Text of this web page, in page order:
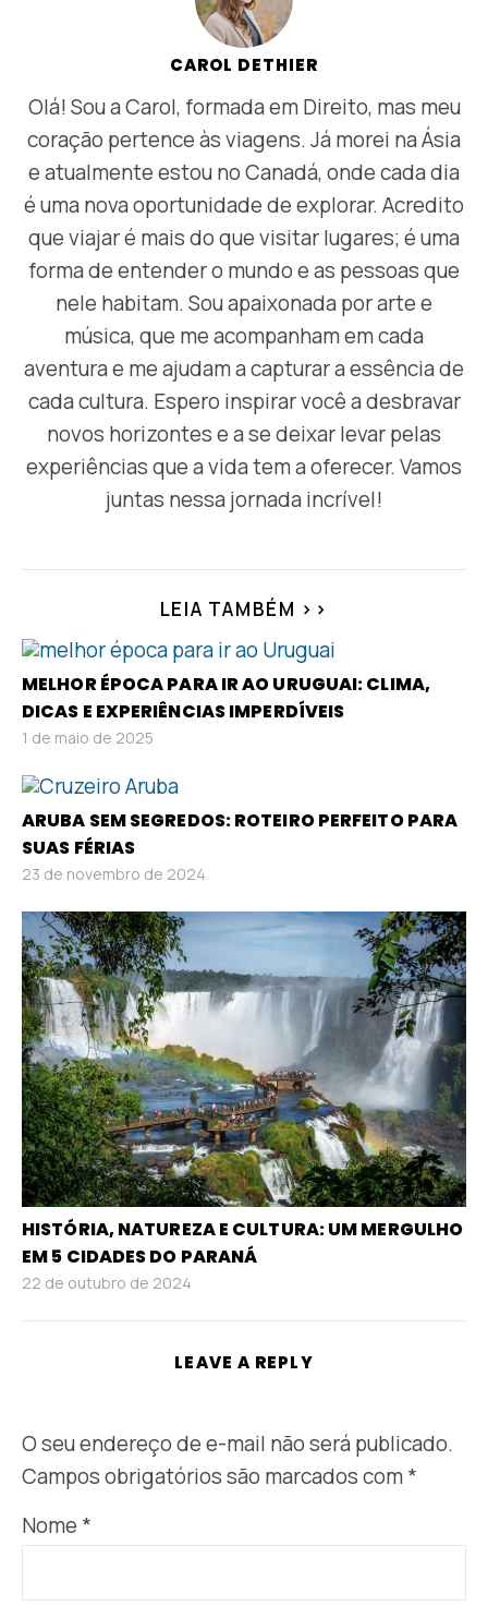
CAROL DETHIER
Olá! Sou a Carol, formada em Direito, mas meu
coração pertence às viagens. Já morei na Ásia
e atualmente estou no Canadá, onde cada dia
é uma nova oportunidade de explorar. Acredito
que viajar é mais do que visitar lugares; é uma
forma de entender o mundo e as pessoas que
nele habitam. Sou apaixonada por arte e
música, que me acompanham em cada
aventura e me ajudam a capturar a essência de
cada cultura. Espero inspirar você a desbravar
novos horizontes e a se deixar levar pelas
experiências que a vida tem a oferecer. Vamos
juntas nessa jornada incrível!
LEIA TAMBÉM >>
MELHOR ÉPOCA PARA IR AO URUGUAI: CLIMA,
DICAS E EXPERIÊNCIAS IMPERDÍVEIS
1 de maio de 2025
ARUBA SEM SEGREDOS: ROTEIRO PERFEITO PARA
SUAS FÉRIAS
23 de novembro de 2024
HISTÓRIA, NATUREZA E CULTURA: UM MERGULHO
EM 5 CIDADES DO PARANÁ
22 de outubro de 2024
LEAVE A REPLY
O seu endereço de e-mail não será publicado.
Campos obrigatórios são marcados com*
Nome *